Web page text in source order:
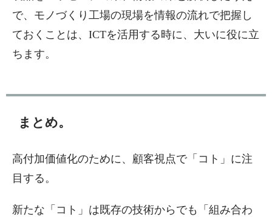
で、モノづくり工場の現場を情報の流れで把握し
ておくことは、ICTを活用する時に、大いに役に立
ちます。
まとめ。
高付加価値化のために、顧客視点で「コト」に注
目する。
新たな「コト」は既存の技術からでも「組み合わ